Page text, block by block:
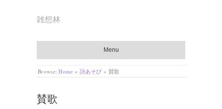
雑想林
Menu
Browse: Home » 詩あそび » 賛歌
賛歌